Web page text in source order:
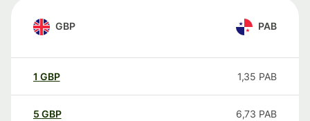
GBP PAB
1 GBP 1,35 PAB
5 GBP 6,73 PAB